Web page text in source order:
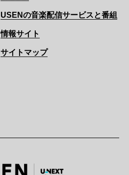
USENの音楽配信サービスと番組
情報サイト
サイトマップ